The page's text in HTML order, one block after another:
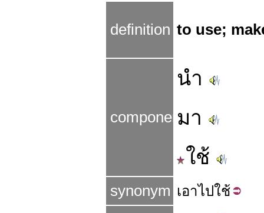
definition to use;
components
นำ
มา
ใช้
synonym เอาไปใช้